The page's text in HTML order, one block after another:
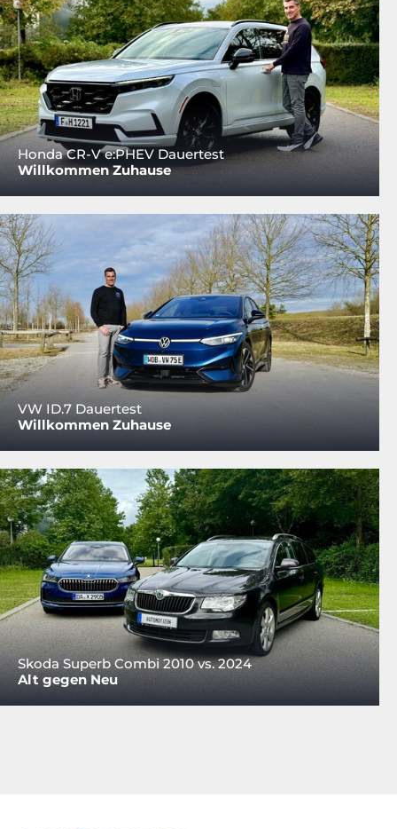
Honda CR-V e:PHEV Dauertest
Willkommen Zuhause
VW ID.7 Dauertest
Willkommen Zuhause
Skoda Superb Combi 2010 vs. 2024
Alt gegen Neu